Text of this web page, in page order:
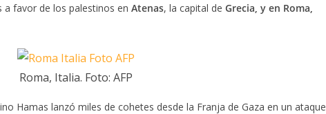
favor de los palestinos en Atenas, la capital de Grecia, y en Roma,
Roma, Italia. Foto: AFP
Hamas lanzó miles de cohetes desde la Franja de Gaza en un ataque